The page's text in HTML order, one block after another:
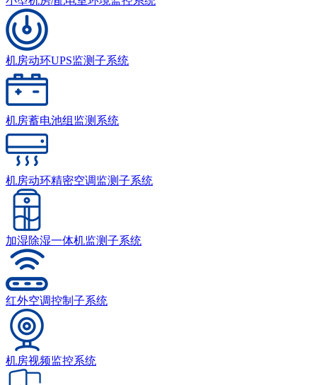
机房动环UPS监测子系统
机房蓄电池组监测系统
机房动环精密空调监测子系统
加湿除湿一体机监测子系统
红外空调控制子系统
机房视频监控系统